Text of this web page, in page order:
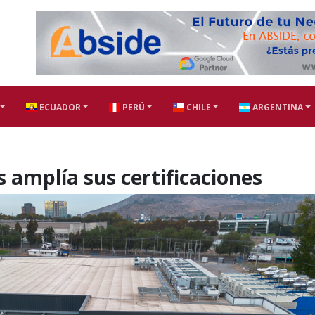
ECUADOR PERÚ CHILE ARGENTINA
amplía sus certificaciones